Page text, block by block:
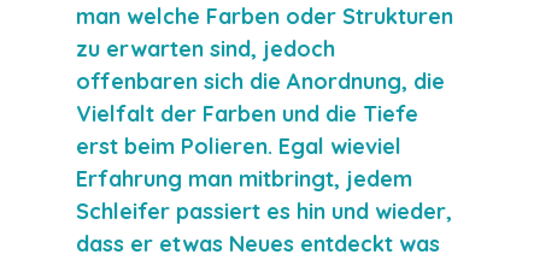
man welche Farben oder Strukturen
zu erwarten sind, jedoch
offenbaren sich die Anordnung, die
Vielfalt der Farben und die Tiefe
erst beim Polieren. Egal wieviel
Erfahrung man mitbringt, jedem
Schleifer passiert es hin und wieder,
dass er etwas Neues entdeckt was